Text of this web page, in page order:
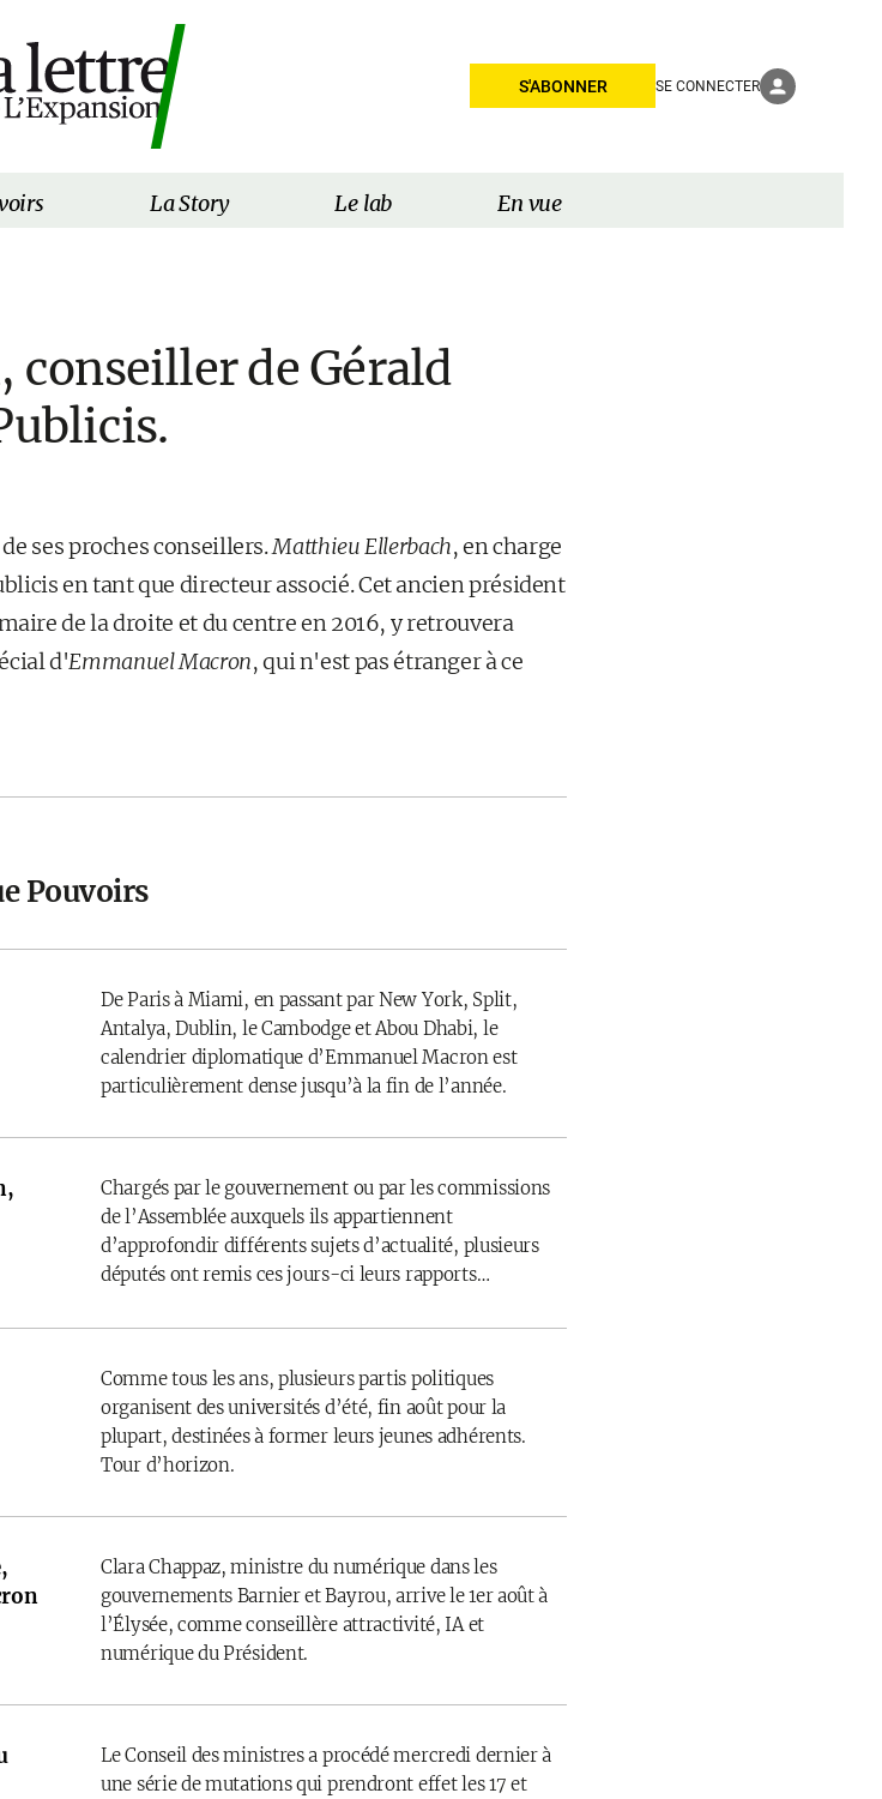
S'ABONNER SE CONNECTER
La Story Le lab En vue
de Gérald
ses proches conseillers.Matthieu Ellerbach, en charge
en tant que directeur associé. Cet ancien président
de la droite et du centre en 2016, y retrouvera
d'Emmanuel Macron, qui n'est pas étranger à ce
Pouvoirs
De Paris à Miami, en passant par New York, Split,
Antalya, Dublin, le Cambodge et Abou Dhabi, le
calendrier diplomatique d’Emmanuel Macron est
particulièrement dense jusqu’à la fin de l’année.
Chargés par le gouvernement ou par les commissions
de l’Assemblée auxquels ils appartiennent
d’approfondir différents sujets d’actualité, plusieurs
députés ont remis ces jours-ci leurs rapports…
Comme tous les ans, plusieurs partis politiques
organisent des universités d’été, fin août pour la
plupart, destinées à former leurs jeunes adhérents.
Tour d’horizon.
Clara Chappaz, ministre du numérique dans les
gouvernements Barnier et Bayrou, arrive le 1er août à
l’Élysée, comme conseillère attractivité, IA et
numérique du Président.
Le Conseil des ministres a procédé mercredi dernier à
une série de mutations qui prendront effet les 17 et